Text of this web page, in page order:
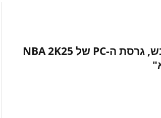
אחרי ארבע שנות יובש, גרסת ה-PC של NBA 2K25